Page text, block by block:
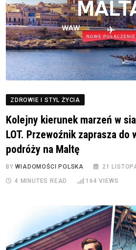
ZDROWIE I STYL ŻYCIA
Kolejny kierunek marzeń w
LOT. Przewoźnik zaprasza do
podróży na Maltę
BYWIADOMOŚCI POLSKA 21
4 MINUTES READ 164 VIEWS